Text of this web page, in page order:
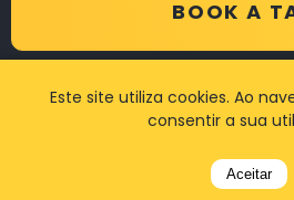
BOOK A
Este site utiliza cookies. Ao
consentir a sua
Aceitar